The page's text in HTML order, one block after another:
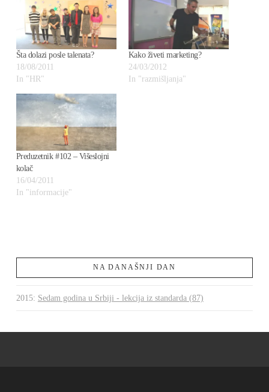
Šta dolazi posle talenata?
18/08/2011
In "HR"
Kako živeti marketing?
24/03/2012
In "razmišljanja"
Preduzetnik #102 – Višeslojni
kolač
16/04/2011
In "informacije"
NA DANAŠNJI DAN
2015: Sedam godina u Srbiji - lekcija iz standarda (87)